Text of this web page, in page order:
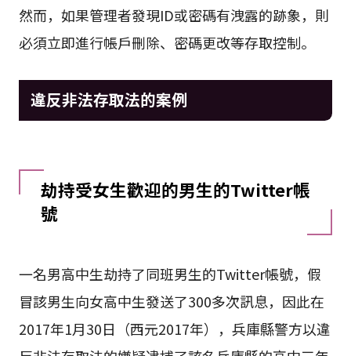
然而，如果管理者發現ID或密碼有洩露的跡象，則
必須立即進行帳戶刪除、密碼更改等存取控制。
違反非法存取法的案例
劫持受女生歡迎的男生的Twitter帳
號
一名男高中生劫持了同班男生的Twitter帳號，假
冒該男生向女高中生發送了300多次訊息，因此在
2017年1月30日（西元2017年），兵庫縣警方以違